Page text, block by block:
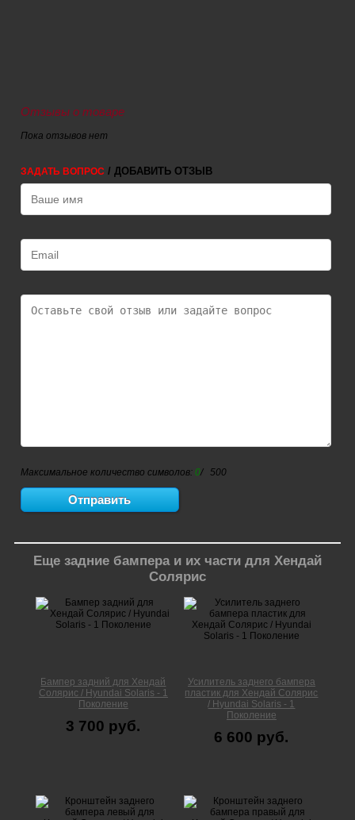
Отзывы о товаре
Пока отзывов нет
ЗАДАТЬ ВОПРОС / ДОБАВИТЬ ОТЗЫВ
Максимальное количество символов: 0/ 500
Еще задние бампера и их части для Хендай
Солярис
Бампер задний для Хендай
Солярис / Hyundai Solaris - 1
Поколение
3 700 руб.
Усилитель заднего бампера
пластик для Хендай Солярис
/ Hyundai Solaris - 1
Поколение
6 600 руб.